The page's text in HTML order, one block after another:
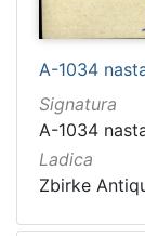
A-1034
Signatura
A-1034
Ladica
Zbirke